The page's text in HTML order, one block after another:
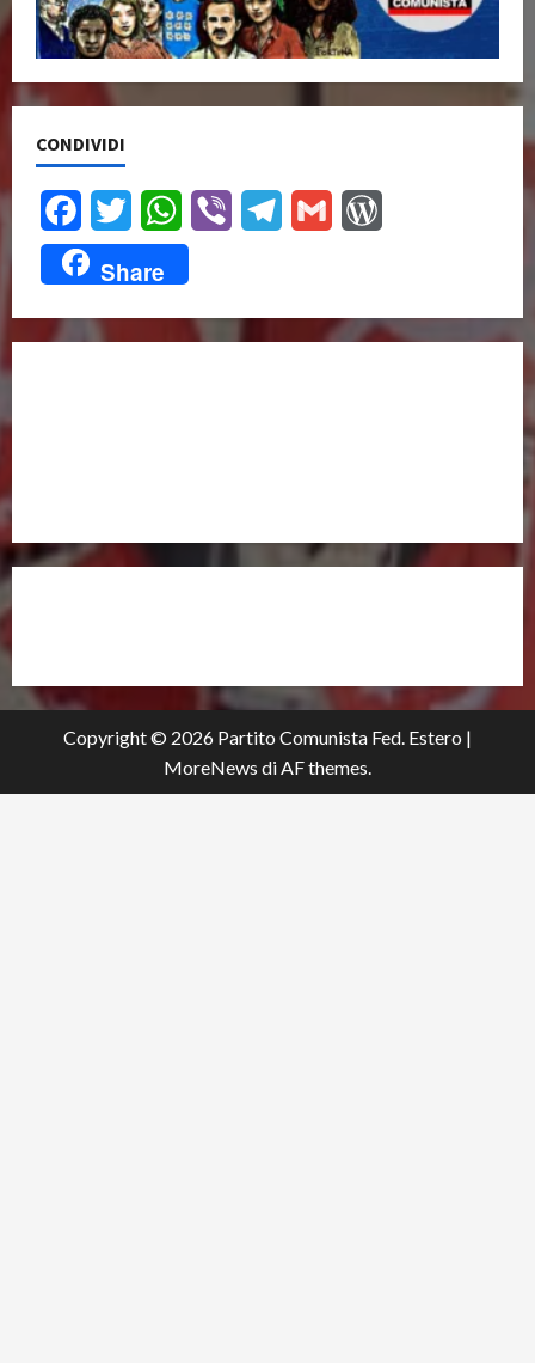
CONDIVIDI
FacebookTwitter WhatsApp
Viber TelegramGmail
Share
Copyright © 2026 Partito Comunista Fed. Estero |
MoreNews di AF themes.